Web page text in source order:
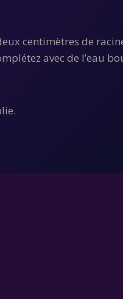
centimètres de
avec de l’eau